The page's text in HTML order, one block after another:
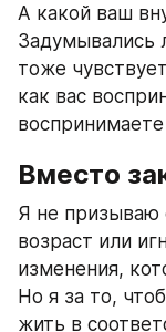
А какой ваш
тоже
как вас
Вместо
Я не призываю
возраст или
изменения,
Но я за то,
жить в